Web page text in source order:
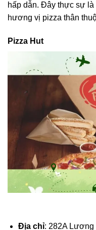
hấp dẫn. Đây thực sự
hương vị pizza thân
Pizza Hut
Địa chỉ: 282A Lương